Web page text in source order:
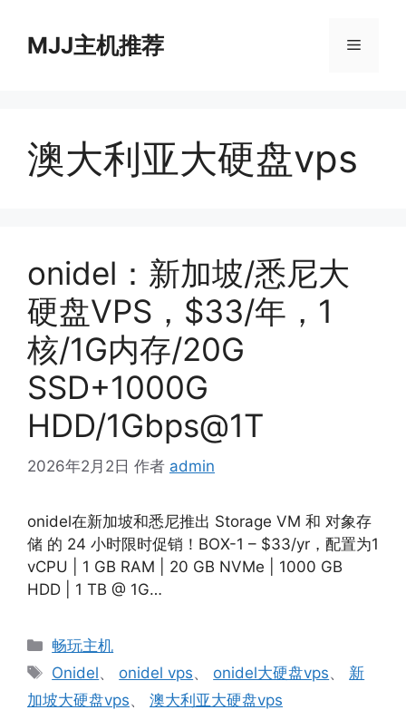
MJJ主机推荐 菜
澳大利亚大硬盘vps
onidel：新加坡/悉尼大
硬盘VPS，$33/年，1
核/1G内存/20G
SSD+1000G
HDD/1Gbps@1T
2026年2月2日 作者 admin
onidel在新加坡和悉尼推出 Storage VM 和 对象存
储 的 24 小时限时促销！BOX-1 – $33/yr，配置为1
vCPU | 1 GB RAM | 20 GB NVMe | 1000 GB
HDD | 1 TB @ 1G…
分
类
畅玩主机
标
签
Onidel、 onidel vps、 onidel大硬盘vps、 新
加坡大硬盘vps、 澳大利亚大硬盘vps